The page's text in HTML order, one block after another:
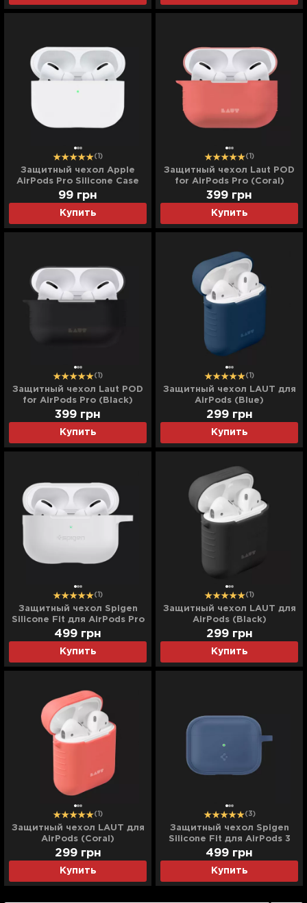
(1)
Защитный чехол Apple
AirPods Pro Silicone Case
(White)
Купить
99 грн
(1)
Защитный чехол Laut POD
for AirPods Pro (Coral)
Купить
399 грн
(1)
Защитный чехол Laut POD
for AirPods Pro (Black)
Купить
399 грн
(1)
Защитный чехол LAUT для
AirPods (Blue)
Купить
299 грн
(1)
Защитный чехол Spigen
Silicone Fit для AirPods Pro
(White)
Купить
499 грн
(1)
Защитный чехол LAUT для
AirPods (Black)
Купить
299 грн
(1)
Защитный чехол LAUT для
AirPods (Coral)
Купить
299 грн
(3)
Защитный чехол Spigen
Silicone Fit для AirPods 3
(Deep Blue)
Купить
499 грн